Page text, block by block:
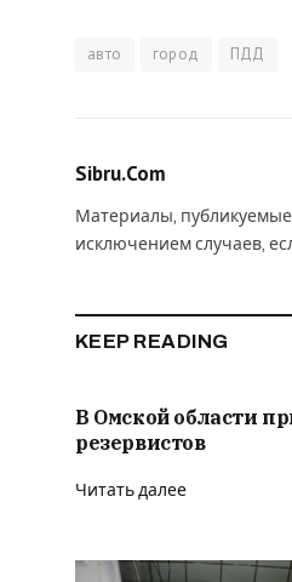
авто город ПДД
Sibru.Com
Материалы, публикуемые
исключением случаев,
KEEP READING
В Омской области
резервистов
Читать далее